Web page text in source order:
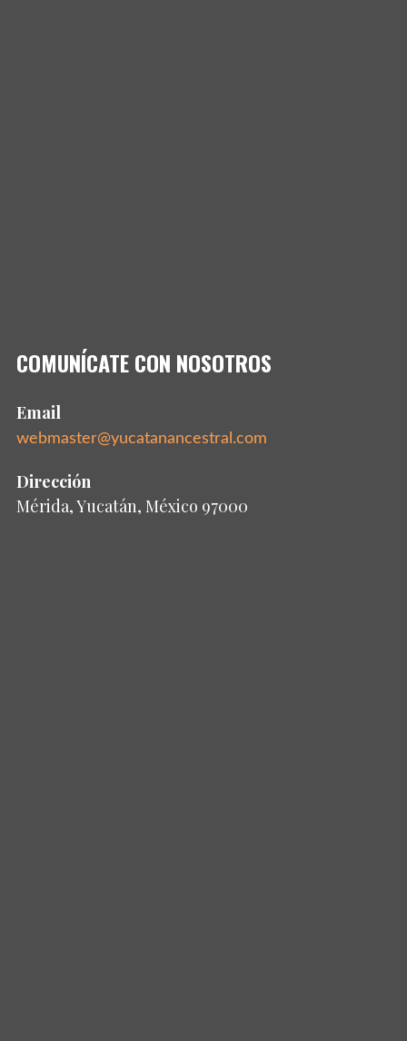
COMUNÍCATE CON NOSOTROS
Email
webmaster@yucatanancestral.com
Dirección
Mérida, Yucatán, México 97000